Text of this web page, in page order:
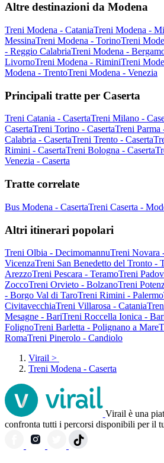
Altre destinazioni da Modena
Treni Modena - CataniaTreni Modena -
MessinaTreni Modena - TorinoTreni
- Reggio CalabriaTreni Modena -
LivornoTreni Modena - RiminiTreni
Modena - TrentoTreni Modena - Venezia
Principali tratte per Caserta
Treni Catania - CasertaTreni Milano -
CasertaTreni Torino - CasertaTreni Parma
Calabria - CasertaTreni Trento - Caserta
Rimini - CasertaTreni Bologna - Caserta
Venezia - Caserta
Tratte correlate
Bus Modena - CasertaTreni Caserta -
Altri itinerari popolari
Treni Olbia - DecimomannuTreni Novara
VicenzaTreni San Benedetto del Tronto -
ArezzoTreni Pescara - TeramoTreni
ZoccoTreni Orvieto - BolzanoTreni
- Borgo Val di TaroTreni Rimini - Palermo
CivitavecchiaTreni Villarosa - Catania
Mesagne - BariTreni Roccella Ionica -
FolignoTreni Barletta - Polignano a Mare
RomaTreni Pinerolo - Candiolo
Virail >
Treni Modena - Caserta
Virail è una
confronta tutti i percorsi disponibili per il